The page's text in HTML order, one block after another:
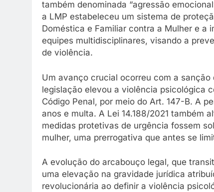
também denominada “agressão
a LMP estabeleceu um sistema de
Doméstica e Familiar contra a Mulher e a
equipes multidisciplinares, visando a
de violência.
Um avanço crucial ocorreu com a sanção
legislação elevou a violência psicológica
Código Penal, por meio do Art. 147-B. A
anos e multa. A Lei 14.188/2021 também
medidas protetivas de urgência fossem
mulher, uma prerrogativa que antes se
A evolução do arcabouço legal, que
uma elevação na gravidade jurídica
revolucionária ao definir a violência